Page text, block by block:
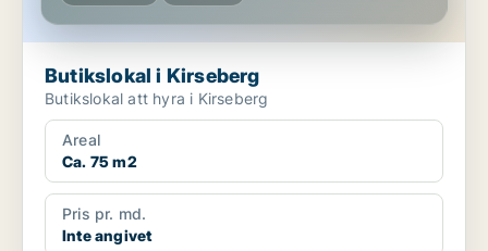
Butikslokal i Kirseberg
Butikslokal att hyra i Kirseberg
Areal
Ca. 75 m2
Pris pr. md.
Inte angivet